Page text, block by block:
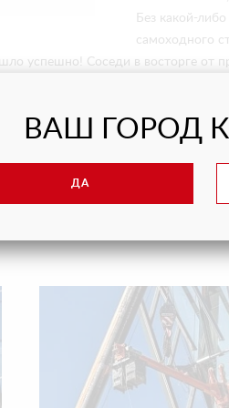
Без какой-
самоходного
успешно! Соседи в восторге от
ВАШ ГОРОД
ДА